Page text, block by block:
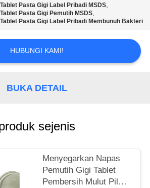
Tablet Pasta Gigi Label Pribadi MSDS,
Tablet Pasta Gigi Pemutih MSDS,
Tablet Pasta Gigi Label Pribadi Membunuh Bakteri
HUBUNGI KAMI!
BUKA DETAIL
sejenis
Menyegarkan Napas
Pemutih Gigi Tablet
Pembersih Mulut Pil